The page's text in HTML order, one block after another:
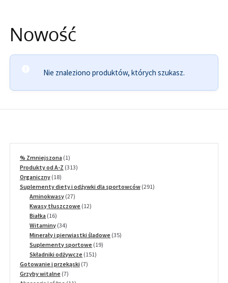
Nowość
Nie znaleziono produktów, których szukasz.
% Zmniejszona 11
produkt
Produkty od A-Z 313313
Organiczny 1818
produktów
Suplementy diety i odżywki dla sportowców 291291
Aminokwasy 2727
produktów
Kwasy tłuszczowe 1212
Białka 1616
produktów
Witaminy 3434
produkty
Minerały i pierwiastki śladowe 3535
Suplementy sportowe 1919
Składniki odżywcze 151151
Gotowanie i przekąski 77
Grzyby witalne 77